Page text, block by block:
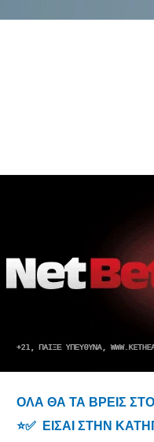
ΟΛΑ ΘΑ ΤΑ ΒΡΕΙΣ ΣΤΟ
⭐✅ ΕΙΣΑΙ ΣΤΗΝ